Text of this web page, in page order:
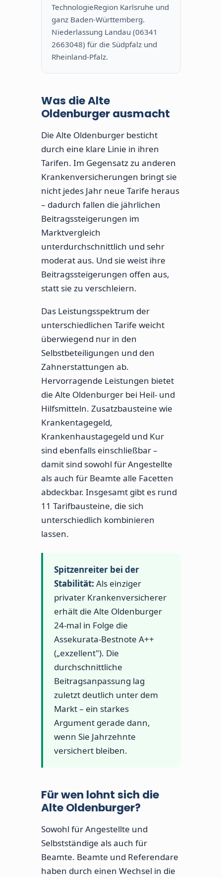
TechnologieRegion Karlsruhe und
ganz Baden-Württemberg.
Niederlassung Landau (06341
2663048) für die Südpfalz und
Rheinland-Pfalz.
Was die Alte
Oldenburger ausmacht
Die Alte Oldenburger besticht
durch eine klare Linie in ihren
Tarifen. Im Gegensatz zu anderen
Krankenversicherungen bringt sie
nicht jedes Jahr neue Tarife heraus
– dadurch fallen die jährlichen
Beitragssteigerungen im
Marktvergleich
unterdurchschnittlich und sehr
moderat aus. Und sie weist ihre
Beitragssteigerungen offen aus,
statt sie zu verschleiern.
Das Leistungsspektrum der
unterschiedlichen Tarife weicht
überwiegend nur in den
Selbstbeteiligungen und den
Zahnerstattungen ab.
Hervorragende Leistungen bietet
die Alte Oldenburger bei Heil- und
Hilfsmitteln. Zusatzbausteine wie
Krankentagegeld,
Krankenhaustagegeld und Kur
sind ebenfalls einschließbar –
damit sind sowohl für Angestellte
als auch für Beamte alle Facetten
abdeckbar. Insgesamt gibt es rund
11 Tarifbausteine, die sich
unterschiedlich kombinieren
lassen.
Spitzenreiter bei der
Stabilität: Als einziger
privater Krankenversicherer
erhält die Alte Oldenburger
24-mal in Folge die
Assekurata-Bestnote A++
(„exzellent"). Die
durchschnittliche
Beitragsanpassung lag
zuletzt deutlich unter dem
Markt – ein starkes
Argument gerade dann,
wenn Sie Jahrzehnte
versichert bleiben.
Für wen lohnt sich die
Alte Oldenburger?
Sowohl für Angestellte und
Selbstständige als auch für
Beamte. Beamte und Referendare
haben durch einen Wechsel in die